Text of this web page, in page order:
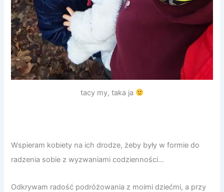
tacy my, taka ja
Wspieram kobiety na ich drodze, żeby były w formie do
radzenia sobie z wyzwaniami codzienności…
Odkrywam radość podróżowania z moimi dziećmi, a przy